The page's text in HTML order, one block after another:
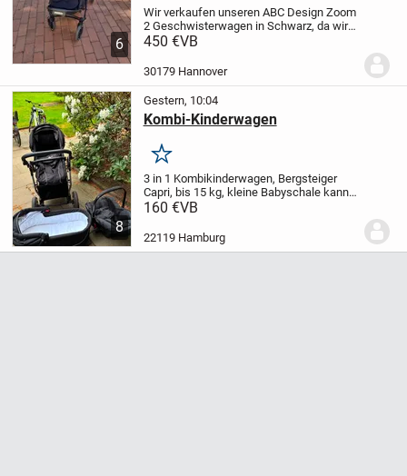
6
Wir verkaufen unseren ABC Design Zoom
2 Geschwisterwagen in Schwarz, da wir
ihn leider nicht mehr benötigen.
benutzt und befindet sich daher in einem
450 €VB
30179 Hannover
8
Gestern, 10:04
Kombi-Kinderwagen
Merken
3 in 1 Kombikinderwagen, Bergsteiger
Capri, bis 15 kg, kleine Babyschale kann
auch als Autositz verwendet werden,
160 €VB
22119 Hamburg